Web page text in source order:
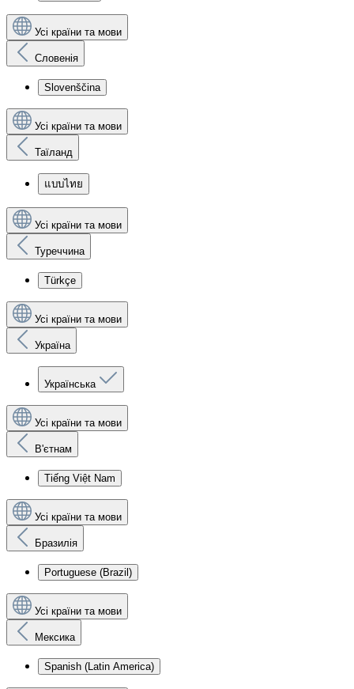
Усі країни та мови
Словенія
Slovenščina
Усі країни та мови
Таїланд
แบบไทย
Усі країни та мови
Туреччина
Türkçe
Усі країни та мови
Україна
Українська
Усі країни та мови
В'єтнам
Tiếng Việt Nam
Усі країни та мови
Бразилія
Portuguese (Brazil)
Усі країни та мови
Мексика
Spanish (Latin America)